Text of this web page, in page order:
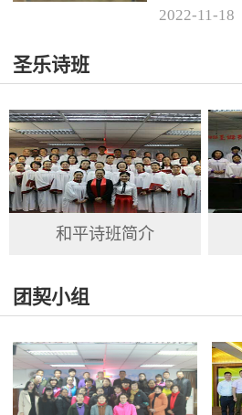
况比较复
月19日起
2022-11 -18
圣乐诗班
和平诗班简介
团契小组